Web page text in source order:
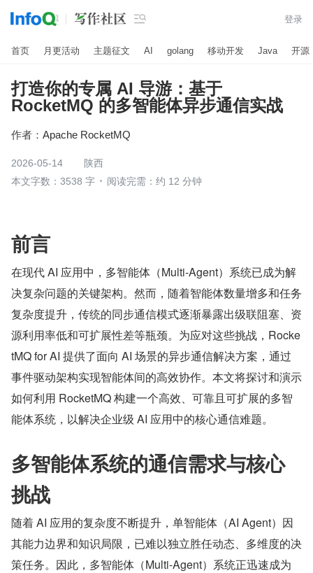
 登录
首页 月更活动 主题征文 AI golang 移动开发 Java 开源
打造你的专属 AI 导游：基于
RocketMQ 的多智能体异步通信实战
作者： Apache RocketMQ
2026-05-14
陕西
本文字数：3538 字
阅读完需：约 12 分钟
前言
在现代 AI 应用中，多智能体（Multi-Agent）系统已成为解
决复杂问题的关键架构。然而，随着智能体数量增多和任务
复杂度提升，传统的同步通信模式逐渐暴露出级联阻塞、资
源利用率低和可扩展性差等瓶颈。为应对这些挑战，Rocke
tMQ for AI 提供了面向 AI 场景的异步通信解决方案，通过
事件驱动架构实现智能体间的高效协作。本文将探讨和演示
如何利用 RocketMQ 构建一个高效、可靠且可扩展的多智
能体系统，以解决企业级 AI 应用中的核心通信难题。
多智能体系统的通信需求与核心
挑战
随着 AI 应用的复杂度不断提升，单智能体（AI Agent）因
其能力边界和知识局限，已难以独立胜任动态、多维度的决
策任务。因此，多智能体（Multi-Agent）系统正迅速成为